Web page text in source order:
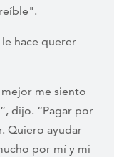
hace querer
me siento
dijo. “Pagar por
Quiero ayudar
por mí y mi